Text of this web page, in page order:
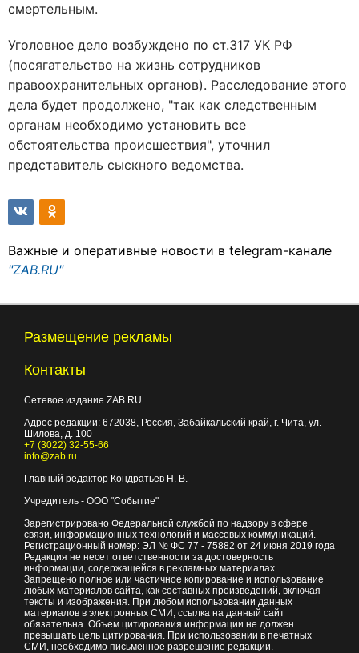
смертельным.
Уголовное дело возбуждено по ст.317 УК РФ
(посягательство на жизнь сотрудников
правоохранительных органов). Расследование этого
дела будет продолжено, "так как следственным
органам необходимо установить все
обстоятельства происшествия", уточнил
представитель сыскного ведомства.
Важные и оперативные новости в telegram-канале
"ZAB.RU"
Размещение рекламы
Контакты
Сетевое издание ZAB.RU
Адрес редакции: 672038, Россия, Забайкальский край, г. Чита, ул.
Шилова, д. 100
+7 (3022) 32-55-66
info@zab.ru
Главный редактор Кондратьев Н. В.
Учредитель - ООО "Событие"
Зарегистрировано Федеральной службой по надзору в сфере
связи, информационных технологий и массовых коммуникаций.
Регистрационный номер: ЭЛ № ФС 77 - 75882 от 24 июня 2019 года
Редакция не несет ответственности за достоверность
информации, содержащейся в рекламных материалах
Запрещено полное или частичное копирование и использование
любых материалов сайта, как составных произведений, включая
тексты и изображения. При любом использовании данных
материалов в электронных СМИ, ссылка на данный сайт
обязательна. Объем цитирования информации не должен
превышать цель цитирования. При использовании в печатных
СМИ, необходимо письменное разрешение редакции.